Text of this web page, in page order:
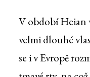
V období Heian
velmi dlouhé
se i v Evropě